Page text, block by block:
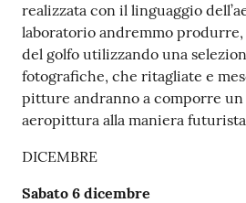
realizzata con il linguaggio
laboratorio andremmo produrre,
del golfo utilizzando una
fotografiche, che ritagliate e
pitture andranno a comporre un
aeropittura alla maniera
DICEMBRE
Sabato 6 dicembre